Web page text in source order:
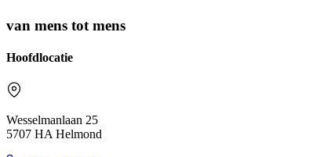
van mens tot mens
Hoofdlocatie
Wesselmanlaan 25
5707 HA Helmond